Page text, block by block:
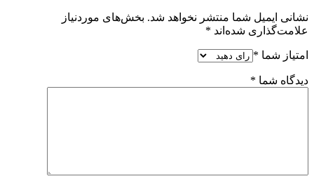
نشانی ایمیل شما منتشر نخواهد شد. بخش‌های موردنیاز
علامت‌گذاری شده‌اند *
امتیاز شما *
دیدگاه شما *